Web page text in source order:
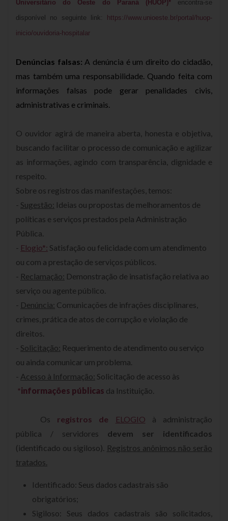
Universitário do Oeste do Paraná (HUOP)* encontra-se
disponível no seguinte link:
https://www.unioeste.br/portal/huop-
inicio/ouvidoria-hospitalar
Denúncias falsas: A denúncia é um direito do cidadão,
mas também uma responsabilidade. Quando feita com
informações falsas pode gerar penalidades civis,
administrativas e criminais.
O ouvidor agirá de maneira aberta, honesta e objetiva,
buscando facilitar o processo de comunicação e agilizar
as informações, agindo com transparência, dignidade e
respeito.
Sobre os registros das manifestações, temos:
- Sugestão: Ideias ou propostas de melhoramentos de
políticas e serviços prestados pela Administração
Pública.
- Elogio*: Satisfação ou felicidade com um atendimento
ou com a prestação de serviços públicos.
- Reclamação: Demonstração de insatisfação relativa ao
serviço ou agente público.
- Denúncia: Comunicações de infrações disciplinares,
crimes, prática de atos de corrupção e violação de
direitos.
- Solicitação: Requerimento de atendimento ou serviço
ou ainda comunicar um problema.
- Acesso à Informação: Solicitação de acesso às
*informações públicas da Instituição.
Os registros de ELOGIO à administração
pública / servidores devem ser identificados
(identificado ou sigiloso). Registros anônimos não serão
tratados.
Identificado: Seus dados cadastrais são
obrigatórios;
Sigiloso: Seus dados cadastrais são solicitados,